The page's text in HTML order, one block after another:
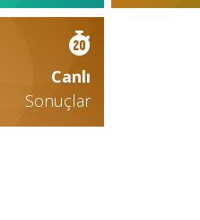
Canlı
Sonuçlar